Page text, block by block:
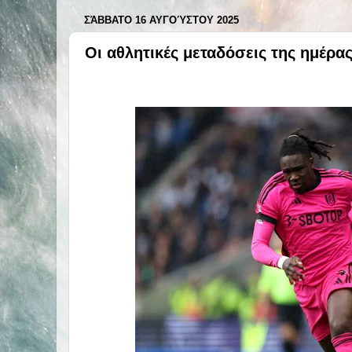
ΣΆΒΒΑΤΟ 16 ΑΥΓΟΎΣΤΟΥ 2025
Οι αθλητικές μεταδόσεις της ημέρας